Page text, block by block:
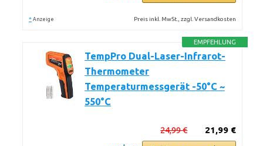
* Anzeige Preis inkl. MwSt., zzgl. Versandkosten
EMPFEHLUNG
TempPro Dual-Laser-Infrarot-
Thermometer
Temperaturmessgerät -50°C ~
550°C
21,99 €
24,99 €